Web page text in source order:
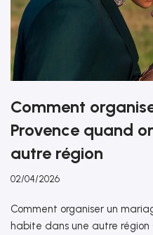
Comment
Provence quand
autre région
02/04/2026
Comment organiser un
habite dans une autre